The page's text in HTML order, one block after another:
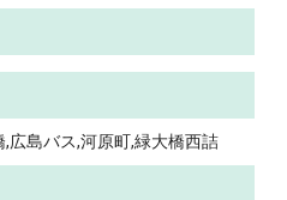
広島バス,河原町,緑大橋西詰